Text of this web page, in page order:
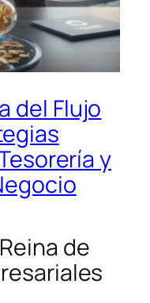
del Flujo
y
de